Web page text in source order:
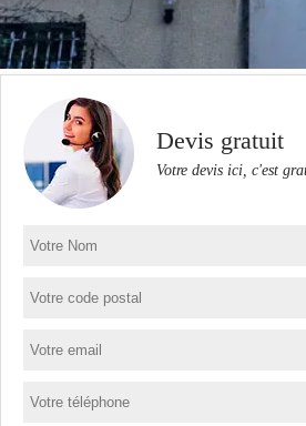
Devis gratuit
Votre devis ici, c'est